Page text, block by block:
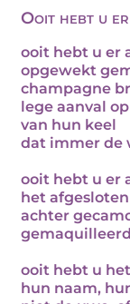
Ooit hebt u
ooit hebt u er
opgewekt
champagne
lege aanval
van hun keel
dat immer de
ooit hebt u er
het
achter
ooit hebt u
hun naam,